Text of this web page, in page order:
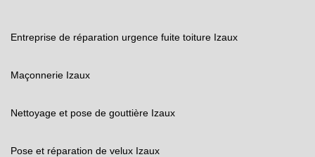
Entreprise de réparation urgence fuite toiture Izaux
Maçonnerie Izaux
Nettoyage et pose de gouttière Izaux
Pose et réparation de velux Izaux